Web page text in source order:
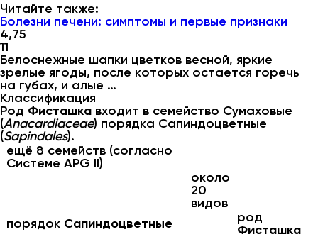
Читайте также:
Болезни печени: симптомы и первые признаки
4,75
11
Белоснежные шапки цветков весной, яркие
зрелые ягоды, после которых остается горечь
на губах, и алые …
Классификация
Род Фисташка входит в семейство Сумаховые
(Anacardiaceae) порядка Сапиндоцветные
(Sapindales).
ещё 8 семейств (согласно
Системе APG II)
около
20
видов
порядок Сапиндоцветные
род
Фисташка